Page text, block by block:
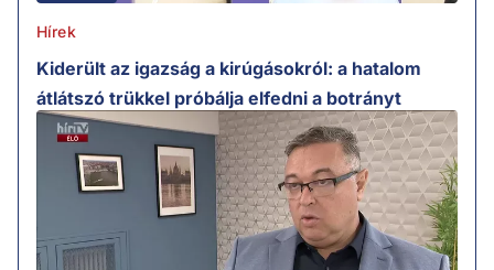
Hírek
Kiderült az igazság a kirúgásokról: a hatalom
átlátszó trükkel próbálja elfedni a botrányt